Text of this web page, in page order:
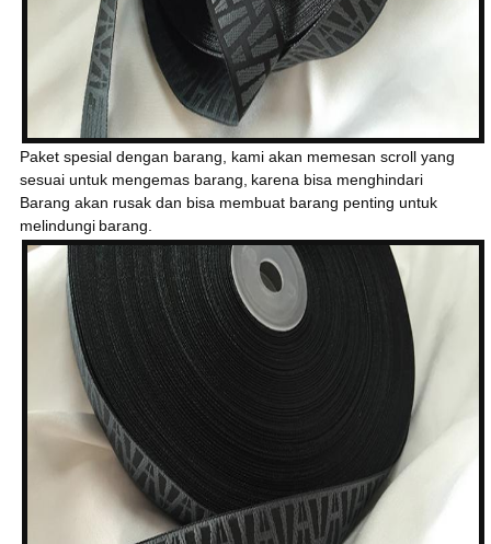
Paket spesial dengan barang, kami akan memesan scroll yang
sesuai untuk mengemas barang, karena bisa menghindari
Barang akan rusak dan bisa membuat barang penting untuk
melindungi barang.